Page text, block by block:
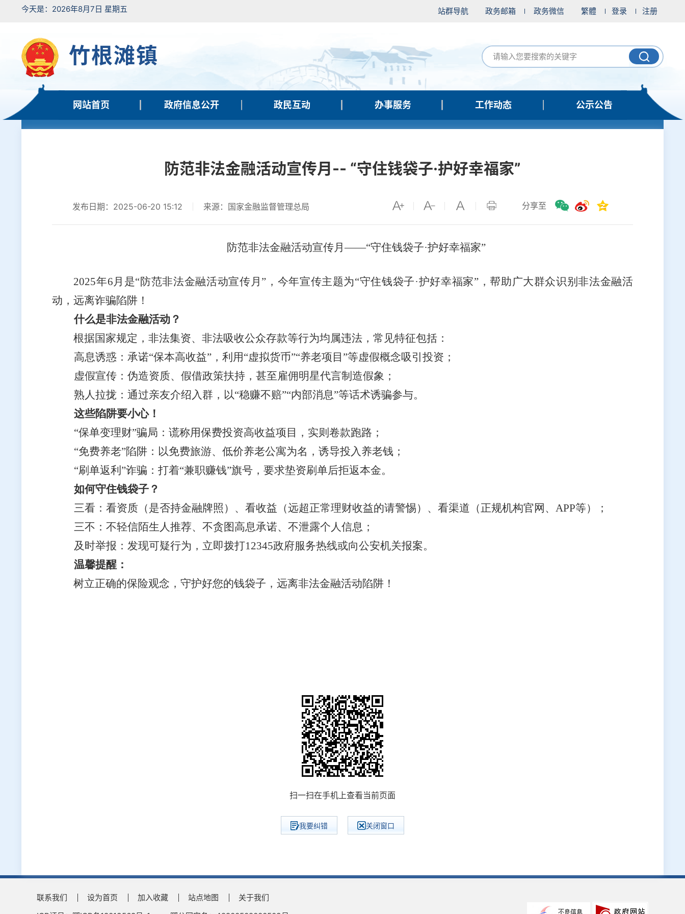
今天是：2026年8月7日 星期五 站群导航 政务邮箱 政务微信 繁體 登录 注册
竹根滩镇
网站首页 政府信息公开 政民互动 办事服务 工作动态 公示公告
防范非法金融活动宣传月-- “守住钱袋子·护好幸福家”
分享至
发布日期：2025-06-20 15:12 来源：国家金融监督管理总局
防范非法金融活动宣传月——“守住钱袋子·护好幸福家”
2025年6月是“防范非法金融活动宣传月”，今年宣传主题为“守住钱袋子·护好幸福家”，帮助广大群众识别非法金融活
动，远离诈骗陷阱！
什么是非法金融活动？
根据国家规定，非法集资、非法吸收公众存款等行为均属违法，常见特征包括：
高息诱惑：承诺“保本高收益”，利用“虚拟货币”“养老项目”等虚假概念吸引投资；
虚假宣传：伪造资质、假借政策扶持，甚至雇佣明星代言制造假象；
熟人拉拢：通过亲友介绍入群，以“稳赚不赔”“内部消息”等话术诱骗参与。
这些陷阱要小心！
“保单变理财”骗局：谎称用保费投资高收益项目，实则卷款跑路；
“免费养老”陷阱： 以免费旅游、低价养老公寓为名，诱导投入养老钱；
“刷单返利”诈骗：打着“兼职赚钱”旗号，要求垫资刷单后拒返本金。
如何守住钱袋子？
三看：看资质（是否持金融牌照）、看收益（远超正常理财收益的请警惕）、看渠道（正规机构官网、APP等）；
三不：不轻信陌生人推荐、不贪图高息承诺、不泄露个人信息；
及时举报：发现可疑行为，立即拨打12345政府服务热线或向公安机关报案。
温馨提醒 ：
树立正确的保险观念，守护好您的钱袋子，远离非法金融活动陷阱！
扫一扫在手机上查看当前页面
我要纠错 关闭窗口
联系我们 设为首页 加入收藏 站点地图
关于我们